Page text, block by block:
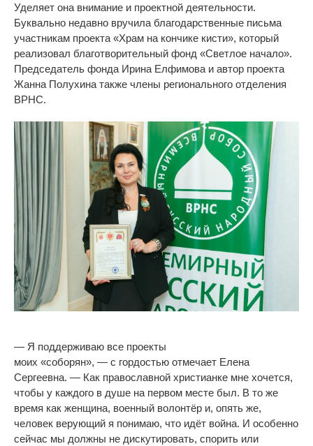
Уделяет она внимание и проектной деятельности.
Буквально недавно вручила благодарственные письма
участникам проекта «Храм на кончике кисти», который
реализовал благотворительный фонд «Светлое начало».
Председатель фонда Ирина Елфимова и автор проекта
Жанна Полухина также члены регионального отделения
ВРНС.
— Я поддерживаю все проекты
моих «соборян», — с гордостью отмечает Елена
Сергеевна. — Как православной христианке мне хочется,
чтобы у каждого в душе на первом месте был. В то же
время как женщина, военный волонтёр и, опять же,
человек верующий я понимаю, что идёт война. И особенно
сейчас мы должны не дискутировать, спорить или